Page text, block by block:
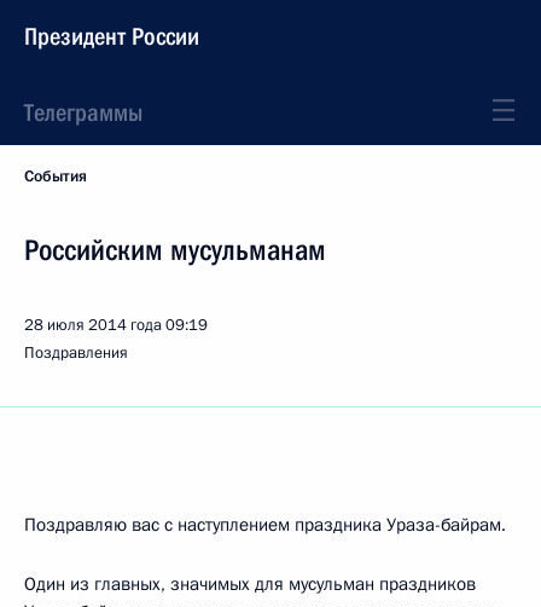
Президент России
Телеграммы
События
Российским мусульманам
28 июля 2014 года09:19
Поздравления
Поздравляю вас с наступлением праздника Ураза-байрам.
Один из главных, значимых для мусульман праздников